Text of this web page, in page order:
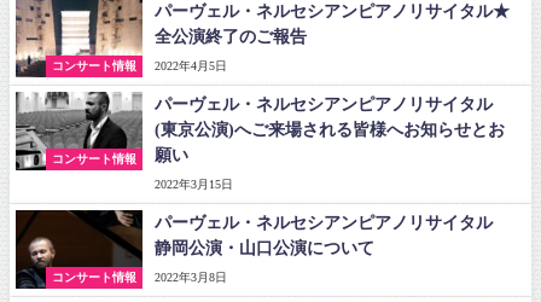
コンサート情報
パーヴェル・ネルセシアンピアノリサイタル★
全公演終了のご報告
2022年4月5日
コンサート情報
パーヴェル・ネルセシアンピアノリサイタル
(東京公演)へご来場される皆様へお知らせとお
願い
2022年3月15日
コンサート情報
パーヴェル・ネルセシアンピアノリサイタル
静岡公演・山口公演について
2022年3月8日